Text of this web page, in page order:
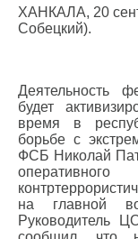
ХАНКАЛА, 20
Собецкий).
Деятельность
будет
время в
борьбе с
ФСБ Николай
на главной
Руководитель